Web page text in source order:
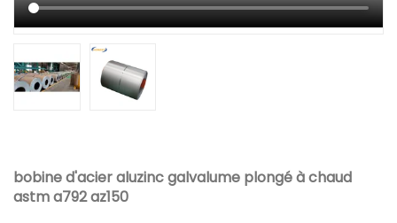
bobine d'acier aluzinc galvalume plongé à chaud
astm a792 az150